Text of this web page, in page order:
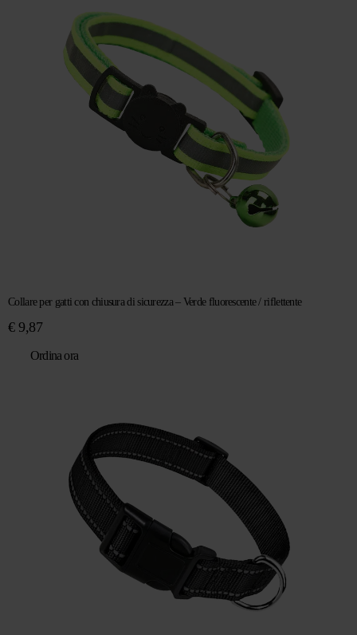
Collare per gatti con chiusura di sicurezza – Verde fluorescente / riflettente
€9,87
Ordina ora